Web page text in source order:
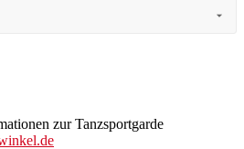
zur Tanzsportgarde